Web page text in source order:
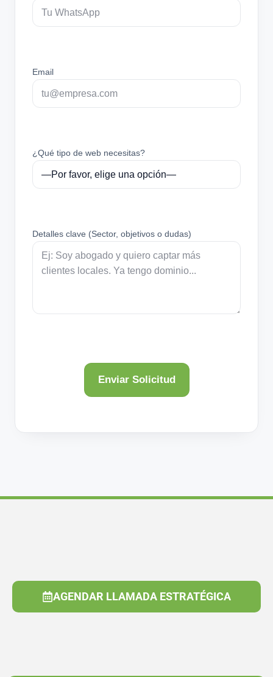
Email
¿Qué tipo de web necesitas?
Detalles clave (Sector, objetivos o dudas)
AGENDAR LLAMADA ESTRATÉGICA